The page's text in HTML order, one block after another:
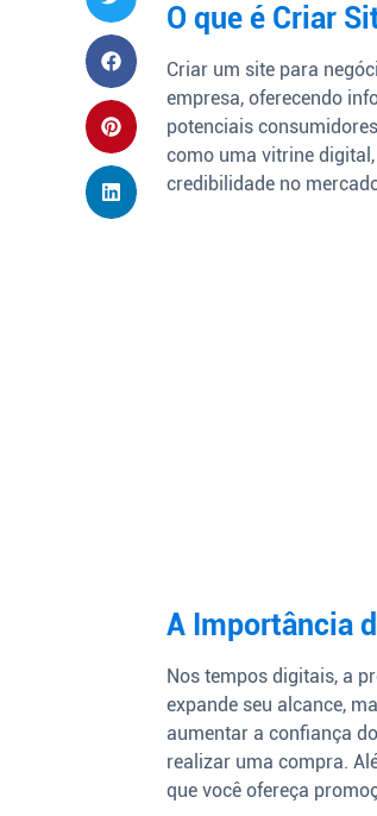
O que é Criar
Criar um site para
empresa, oferecendo
potenciais
como uma vitrine
credibilidade no
A Importância
Nos tempos digitais, a
expande seu alcance,
aumentar a confiança
realizar uma compra.
que você ofereça